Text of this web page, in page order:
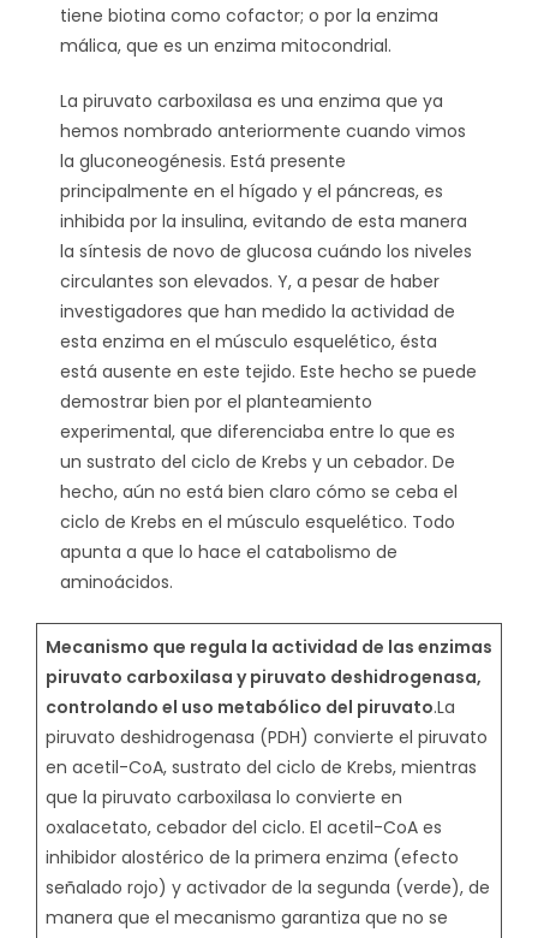
tiene biotina como cofactor; o por la enzima
málica, que es un enzima mitocondrial.
La piruvato carboxilasa es una enzima que ya
hemos nombrado anteriormente cuando vimos
la gluconeogénesis. Está presente
principalmente en el hígado y el páncreas, es
inhibida por la insulina, evitando de esta manera
la síntesis de novo de glucosa cuándo los niveles
circulantes son elevados. Y, a pesar de haber
investigadores que han medido la actividad de
esta enzima en el músculo esquelético, ésta
está ausente en este tejido. Este hecho se puede
demostrar bien por el planteamiento
experimental, que diferenciaba entre lo que es
un sustrato del ciclo de Krebs y un cebador. De
hecho, aún no está bien claro cómo se ceba el
ciclo de Krebs en el músculo esquelético. Todo
apunta a que lo hace el catabolismo de
aminoácidos.
Mecanismo que regula la actividad de las enzimas
piruvato carboxilasa y piruvato deshidrogenasa,
controlando el uso metabólico del piruvato.La
piruvato deshidrogenasa (PDH) convierte el piruvato
en acetil-CoA, sustrato del ciclo de Krebs, mientras
que la piruvato carboxilasa lo convierte en
oxalacetato, cebador del ciclo. El acetil-CoA es
inhibidor alostérico de la primera enzima (efecto
señalado rojo) y activador de la segunda (verde), de
manera que el mecanismo garantiza que no se